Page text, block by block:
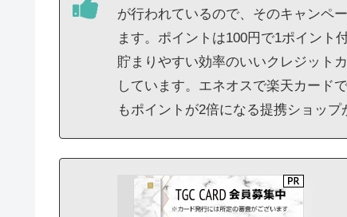
が行われているので、そのキャンペ
ます。ポイントは100円で1ポイント
貯まりやすい効率のいいクレジット
しています。エネオスで楽天カード
もポイントが2倍になる提携ショッ